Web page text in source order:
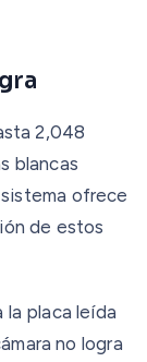
2,048
blancas
ofrece
de estos
la placa leída
no logra